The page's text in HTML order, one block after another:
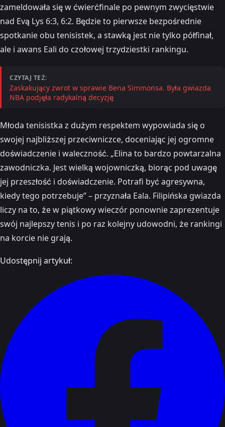
zameldowała się w ćwierćfinale po pewnym zwycięstwie
nad Evą Lys 6:3, 6:2. Będzie to pierwsze bezpośrednie
spotkanie obu tenisistek, a stawką jest nie tylko półfinał,
ale i awans Eali do czołowej trzydziestki rankingu.
CZYTAJ TEŻ:
Zaskakujący zwrot w sprawie Bena Simmonsa. Była gwiazda
NBA podjęła radykalną decyzję
Młoda tenisistka z dużym respektem wypowiada się o
swojej najbliższej przeciwniczce, doceniając jej ogromne
doświadczenie i waleczność. „Elina to bardzo powtarzalna
zawodniczka. Jest wielką wojowniczką, biorąc pod uwagę
jej przeszłość i doświadczenie. Potrafi być agresywna,
kiedy tego potrzebuje” – przyznała Eala. Filipińska gwiazda
liczy na to, że w piątkowy wieczór ponownie zaprezentuje
swój najlepszy tenis i po raz kolejny udowodni, że rankingi
na korcie nie grają.
Udostępnij artykuł: